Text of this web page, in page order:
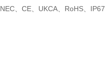
、CE、UKCA、RoHS、IP67